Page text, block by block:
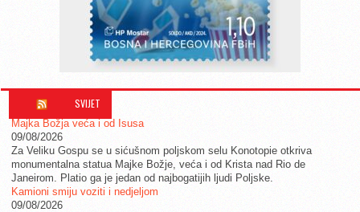
SVIJET
Majka Božja veća i od Isusa
09/08/2026
Za Veliku Gospu se u sićušnom poljskom selu Konotopie otkriva
monumentalna statua Majke Božje, veća i od Krista nad Rio de
Janeirom. Platio ga je jedan od najbogatijih ljudi Poljske.
Kamioni smiju voziti i nedjeljom
09/08/2026